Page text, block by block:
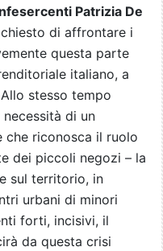
Patrizia De
di affrontare i
questa parte
italiano, a
stesso tempo
di un
riconosca il ruolo
dei piccoli negozi – la
sul territorio, in
urbani di minori
forti, incisivi, il
da questa crisi